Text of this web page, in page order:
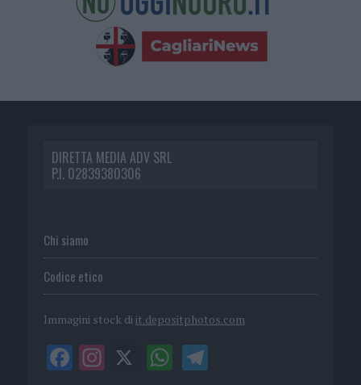
DIRETTA MEDIA ADV SRL
P.I. 02839380306
Chi siamo
Codice etico
Immagini stock di it.depositphotos.com